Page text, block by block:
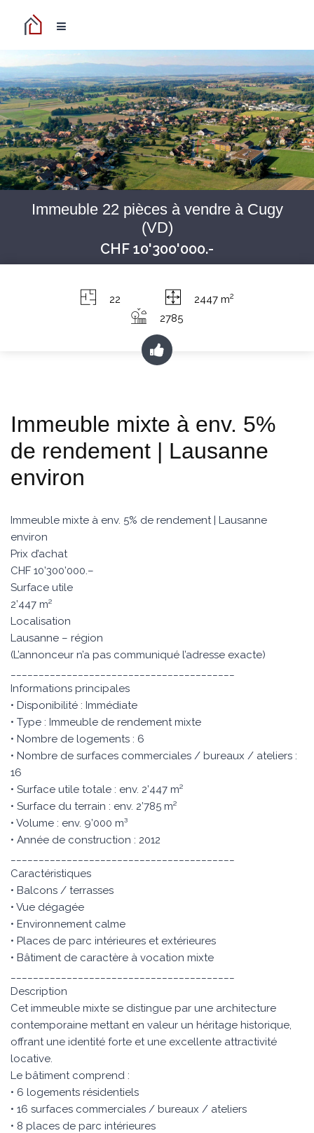
Immeuble 22 pièces à vendre à Cugy
(VD)
CHF 10'300'000.-
22 2447 m2
2785
Immeuble mixte à env. 5%
de rendement | Lausanne
environ
Immeuble mixte à env. 5% de rendement | Lausanne
environ
Prix d’achat
CHF 10’300’000.–
Surface utile
2’447 m²
Localisation
Lausanne – région
(L’annonceur n’a pas communiqué l’adresse exacte)
Informations principales
• Disponibilité : Immédiate
• Type : Immeuble de rendement mixte
• Nombre de logements : 6
• Nombre de surfaces commerciales / bureaux / ateliers :
16
• Surface utile totale : env. 2’447 m²
• Surface du terrain : env. 2’785 m²
• Volume : env. 9’000 m³
• Année de construction : 2012
Caractéristiques
• Balcons / terrasses
• Vue dégagée
• Environnement calme
• Places de parc intérieures et extérieures
• Bâtiment de caractère à vocation mixte
Description
Cet immeuble mixte se distingue par une architecture
contemporaine mettant en valeur un héritage historique,
offrant une identité forte et une excellente attractivité
locative.
Le bâtiment comprend :
• 6 logements résidentiels
• 16 surfaces commerciales / bureaux / ateliers
• 8 places de parc intérieures